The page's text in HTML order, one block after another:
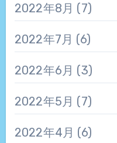
2022年8月 (7)
2022年7月 (6)
2022年6月 (3)
2022年5月 (7)
2022年4月 (6)